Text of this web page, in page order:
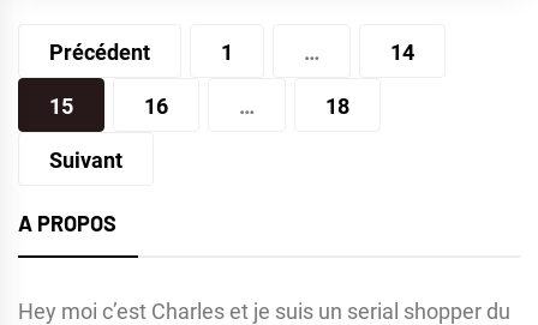
Pagination
des
publications
Précédent 1 … 14
15 16 … 18
Suivant
A PROPOS
Hey moi c’est Charles et je suis un serial shopper du